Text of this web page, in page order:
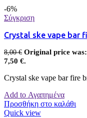
-6%
Σύγκριση
Crystal ske vape bar
8,00€ Original price
7,50 €.
Crystal ske vape bar fire
Add to Αγαπημένα
Προσθήκη στο καλάθι
Quick view